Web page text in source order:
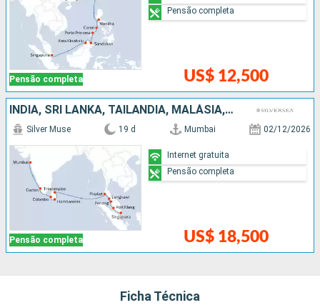
Pensão completa US$ 12,500
Pensão completa
INDIA, SRI LANKA, TAILÃNDIA, MALÁSIA, SINGAPURA
Pensão completa
Silver Muse 19 d Mumbai 02/12/2026
US$ 18,500
Internet gratuita
Pensão completa
Ficha Técnica